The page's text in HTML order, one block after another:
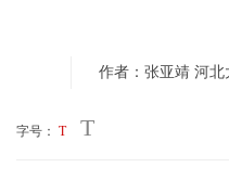
作者：张亚靖 河北
字号： T T